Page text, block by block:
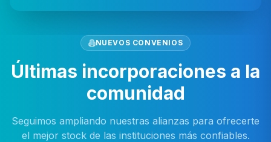
Servicios NUEVOS CONVENIOS
Últimas incorporaciones a la
comunidad
Seguimos ampliando nuestras alianzas para ofrecerte
el mejor stock de las instituciones más confiables.